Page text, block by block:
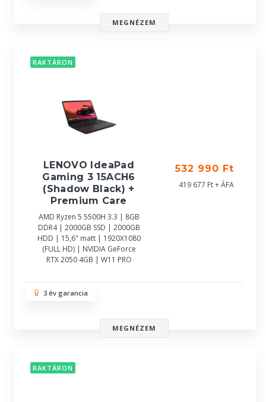
MEGNÉZEM
RAKTÁRON
LENOVO IdeaPad
Gaming 3 15ACH6
(Shadow Black) +
Premium Care
AMD Ryzen 5 5500H 3.3 | 8GB
DDR4 | 2000GB SSD | 2000GB
HDD | 15,6" matt | 1920X1080
(FULL HD) | NVIDIA GeForce
RTX 2050 4GB | W11 PRO
532 990 Ft
419 677 Ft + ÁFA
3 év garancia
MEGNÉZEM
RAKTÁRON